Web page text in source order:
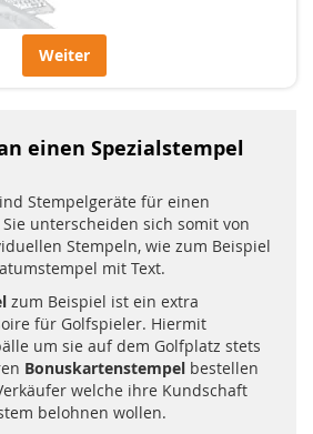
Weiter
einen Spezialstempel
Stempelgeräte für einen
unterscheiden sich somit von
Stempeln, wie zum Beispiel
mit Text.
zum Beispiel ist ein extra
für Golfspieler. Hiermit
um sie auf dem Golfplatz stets
Bonuskartenstempel bestellen
welche ihre Kundschaft
belohnen wollen.